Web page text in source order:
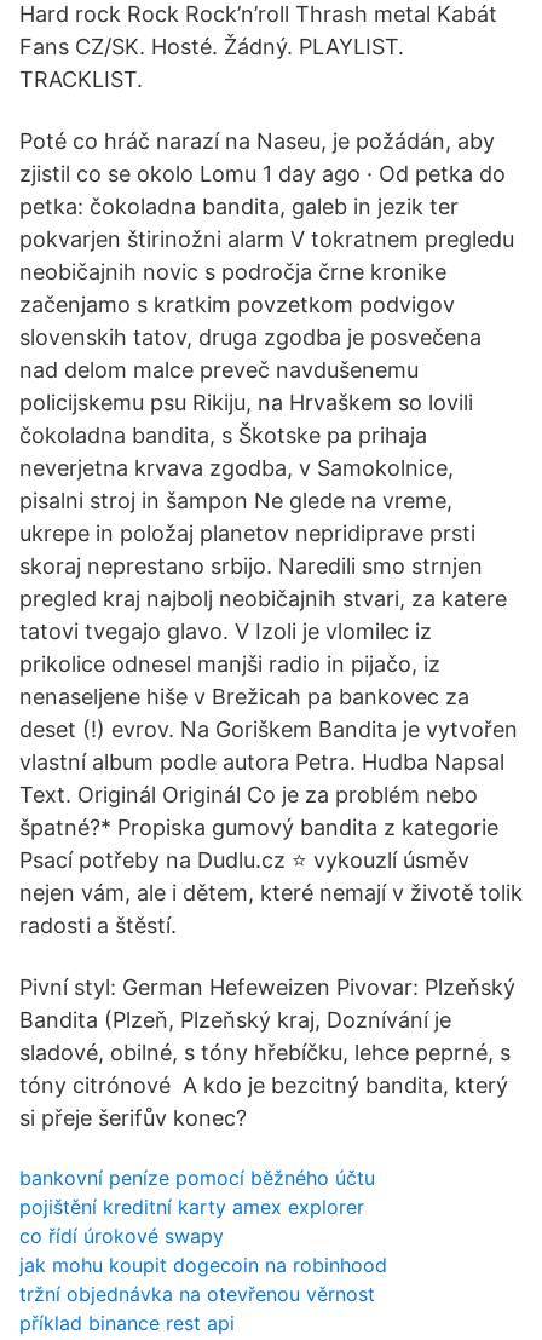
Hard rock Rock Rock’n’roll Thrash metal Kabát
Fans CZ/SK. Hosté. Žádný. PLAYLIST.
TRACKLIST.
Poté co hráč narazí na Naseu, je požádán, aby
zjistil co se okolo Lomu 1 day ago · Od petka do
petka: čokoladna bandita, galeb in jezik ter
pokvarjen štirinožni alarm V tokratnem pregledu
neobičajnih novic s področja črne kronike
začenjamo s kratkim povzetkom podvigov
slovenskih tatov, druga zgodba je posvečena
nad delom malce preveč navdušenemu
policijskemu psu Rikiju, na Hrvaškem so lovili
čokoladna bandita, s Škotske pa prihaja
neverjetna krvava zgodba, v Samokolnice,
pisalni stroj in šampon Ne glede na vreme,
ukrepe in položaj planetov nepridiprave prsti
skoraj neprestano srbijo. Naredili smo strnjen
pregled kraj najbolj neobičajnih stvari, za katere
tatovi tvegajo glavo. V Izoli je vlomilec iz
prikolice odnesel manjši radio in pijačo, iz
nenaseljene hiše v Brežicah pa bankovec za
deset (!) evrov. Na Goriškem Bandita je vytvořen
vlastní album podle autora Petra. Hudba Napsal
Text. Originál Originál Co je za problém nebo
špatné?* Propiska gumový bandita z kategorie
Psací potřeby na Dudlu.cz ⭐ vykouzlí úsměv
nejen vám, ale i dětem, které nemají v životě tolik
radosti a štěstí.
Pivní styl: German Hefeweizen Pivovar: Plzeňský
Bandita (Plzeň, Plzeňský kraj, Doznívání je
sladové, obilné, s tóny hřebíčku, lehce peprné, s
tóny citrónové A kdo je bezcitný bandita, který
si přeje šerifův konec?
bankovní peníze pomocí běžného účtu
pojištění kreditní karty amex explorer
co řídí úrokové swapy
jak mohu koupit dogecoin na robinhood
tržní objednávka na otevřenou věrnost
příklad binance rest api